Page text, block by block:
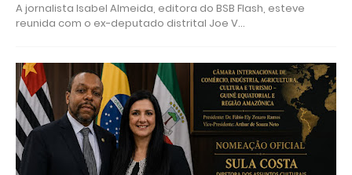
A jornalista Isabel Almeida, editora do BSB Flash, esteve
reunida com o ex-deputado distrital Joe V…